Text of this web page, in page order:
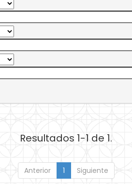
Resultados 1-1 de 1.
Anterior 1 Siguiente